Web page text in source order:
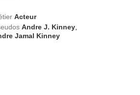
Acteur
Andre J. Kinney
Jamal Kinney